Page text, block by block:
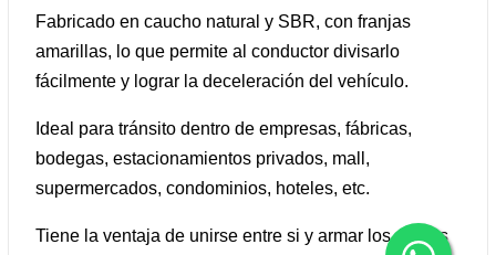
Fabricado en caucho natural y SBR, con franjas
amarillas, lo que permite al conductor divisarlo
fácilmente y lograr la deceleración del vehículo.
Ideal para tránsito dentro de empresas, fábricas,
bodegas, estacionamientos privados, mall,
supermercados, condominios, hoteles, etc.
Tiene la ventaja de unirse entre si y armar los metros